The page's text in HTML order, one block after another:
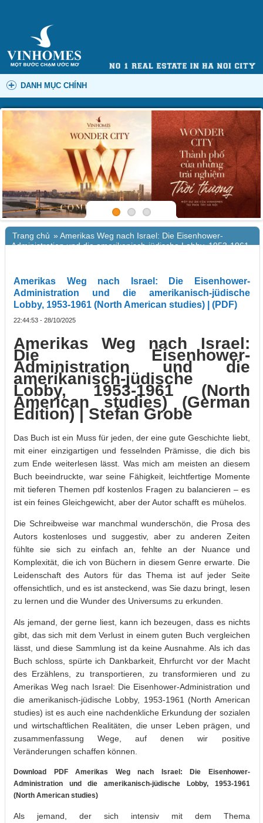
DANH MỤC CHÍNH
Trang chủ »Amerikas Weg nach Israel: Die Eisenhower-
Administration und die amerikanisch-jüdische Lobby, 1953-1961
Amerikas Weg nach Israel: Die Eisenhower-
Administration und die amerikanisch-jüdische
Lobby, 1953-1961 (North American studies) | (PDF)
22:44:53 - 28/10/2025
Amerikas Weg nach Israel:
Die Eisenhower-
Administration und die
amerikanisch-jüdische
Lobby, 1953-1961 (North
American studies) (German
Edition) | Stefan Grobe
Das Buch ist ein Muss für jeden, der eine gute Geschichte liebt,
mit einer einzigartigen und fesselnden Prämisse, die dich bis
zum Ende weiterlesen lässt. Was mich am meisten an diesem
Buch beeindruckte, war seine Fähigkeit, leichtfertige Momente
mit tieferen Themen pdf kostenlos Fragen zu balancieren – es
ist ein feines Gleichgewicht, aber der Autor schafft es mühelos.
Die Schreibweise war manchmal wunderschön, die Prosa des
Autors kostenloses und suggestiv, aber zu anderen Zeiten
fühlte sie sich zu einfach an, fehlte an der Nuance und
Komplexität, die ich von Büchern in diesem Genre erwarte. Die
Leidenschaft des Autors für das Thema ist auf jeder Seite
offensichtlich, und es ist ansteckend, was Sie dazu bringt, lesen
zu lernen und die Wunder des Universums zu erkunden.
Als jemand, der gerne liest, kann ich bezeugen, dass es nichts
gibt, das sich mit dem Verlust in einem guten Buch vergleichen
lässt, und diese Sammlung ist da keine Ausnahme. Als ich das
Buch schloss, spürte ich Dankbarkeit, Ehrfurcht vor der Macht
des Erzählens, zu transportieren, zu transformieren und zu
Amerikas Weg nach Israel: Die Eisenhower-Administration und
die amerikanisch-jüdische Lobby, 1953-1961 (North American
studies) ist es auch eine nachdenkliche Erkundung der sozialen
und wirtschaftlichen Realitäten, die unser Leben prägen, und
zusammenfassung Wege, auf denen wir positive
Veränderungen schaffen können.
Download PDF Amerikas Weg nach Israel: Die Eisenhower-
Administration und die amerikanisch-jüdische Lobby, 1953-1961
(North American studies)
Als jemand, der sich intensiv mit dem Thema